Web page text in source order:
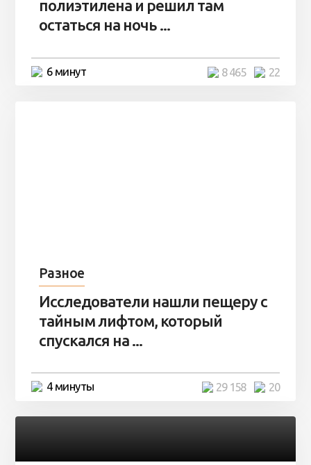
полиэтилена и решил там
остаться на ночь ...
6 минут 22
8 465
Разное
Исследователи нашли пещеру с
тайным лифтом, который
спускался на ...
4 минуты 20
29 158